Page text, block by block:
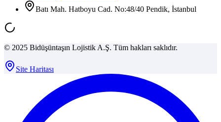
Batı Mah. Hatboyu Cad. No:48/40 Pendik, İstanbul
© 2025 Bidüşüntaşın Lojistik A.Ş. Tüm hakları saklıdır.
Site Haritası